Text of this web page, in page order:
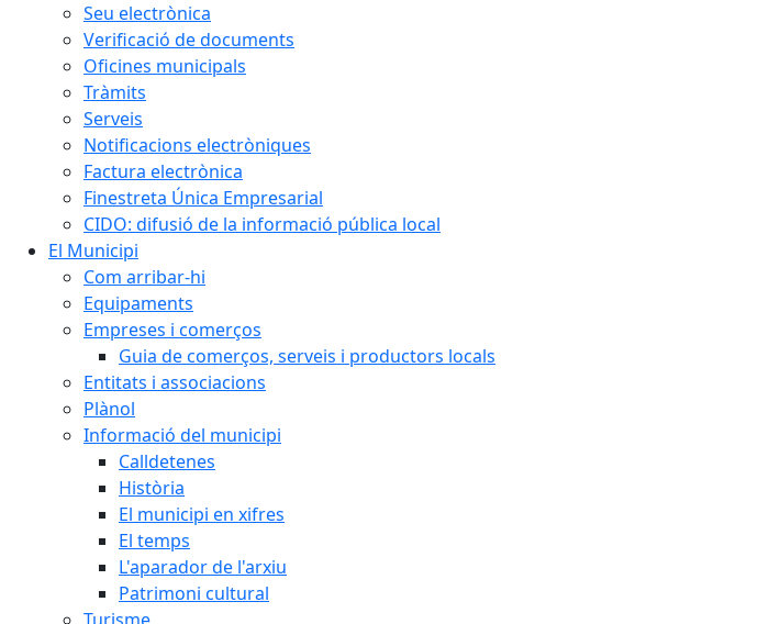
Seu electrònica
Verificació de documents
Oficines municipals
Tràmits
Serveis
Notificacions electròniques
Factura electrònica
Finestreta Única Empresarial
CIDO: difusió de la informació pública local
El Municipi
Com arribar-hi
Equipaments
Empreses i comerços
Guia de comerços, serveis i productors locals
Entitats i associacions
Plànol
Informació del municipi
Calldetenes
Història
El municipi en xifres
El temps
L'aparador de l'arxiu
Patrimoni cultural